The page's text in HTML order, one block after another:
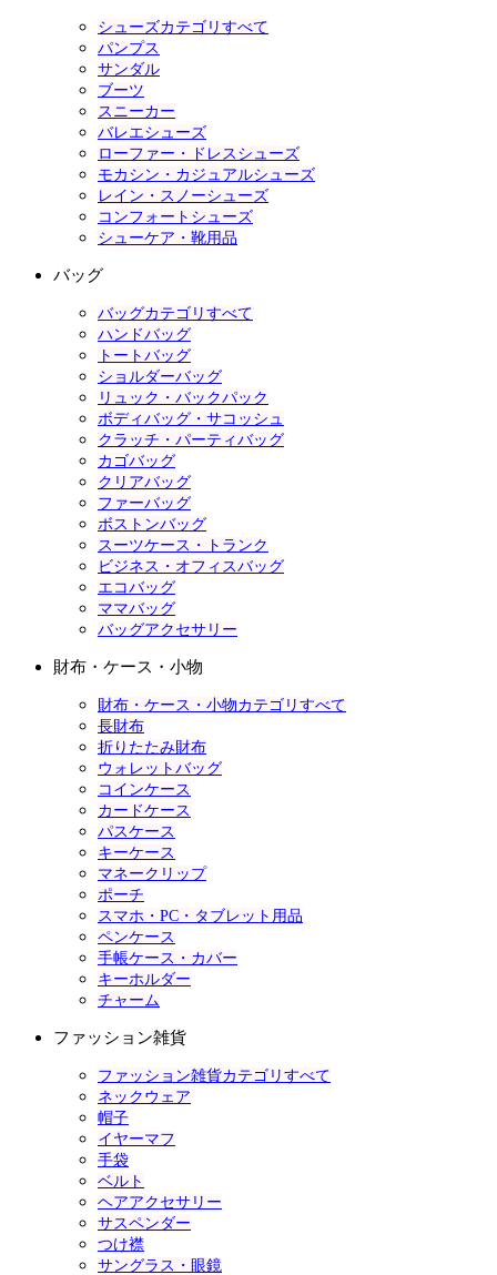
シューズカテゴリすべて
パンプス
サンダル
ブーツ
スニーカー
バレエシューズ
ローファー・ドレスシューズ
モカシン・カジュアルシューズ
レイン・スノーシューズ
コンフォートシューズ
シューケア・靴用品
バッグ
バッグカテゴリすべて
ハンドバッグ
トートバッグ
ショルダーバッグ
リュック・バックパック
ボディバッグ・サコッシュ
クラッチ・パーティバッグ
カゴバッグ
クリアバッグ
ファーバッグ
ボストンバッグ
スーツケース・トランク
ビジネス・オフィスバッグ
エコバッグ
ママバッグ
バッグアクセサリー
財布・ケース・小物
財布・ケース・小物カテゴリすべて
長財布
折りたたみ財布
ウォレットバッグ
コインケース
カードケース
パスケース
キーケース
マネークリップ
ポーチ
スマホ・PC・タブレット用品
ペンケース
手帳ケース・カバー
キーホルダー
チャーム
ファッション雑貨
ファッション雑貨カテゴリすべて
ネックウェア
帽子
イヤーマフ
手袋
ベルト
ヘアアクセサリー
サスペンダー
つけ襟
サングラス・眼鏡